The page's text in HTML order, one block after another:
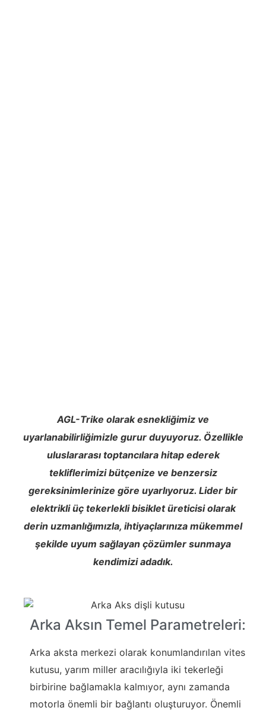
AGL-Trike olarak esnekliğimiz ve
uyarlanabilirliğimizle gurur duyuyoruz. Özellikle
uluslararası toptancılara hitap ederek
tekliflerimizi bütçenize ve benzersiz
gereksinimlerinize göre uyarlıyoruz. Lider bir
elektrikli üç tekerlekli bisiklet üreticisi olarak
derin uzmanlığımızla, ihtiyaçlarınıza mükemmel
şekilde uyum sağlayan çözümler sunmaya
kendimizi adadık.
Arka Aksın Temel Parametreleri:
Arka aksta merkezi olarak konumlandırılan vites
kutusu, yarım miller aracılığıyla iki tekerleği
birbirine bağlamakla kalmıyor, aynı zamanda
motorla önemli bir bağlantı oluşturuyor. Önemli